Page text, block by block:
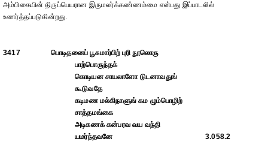
அம்பிகையின் திருப்பெயரான இருமலர்க்கண்ணம்மை என்பது இப்பாடலில்
உணர்த்தப்படுகின்றது.
3417
பொடிதனைப் பூசுமார்பிற் புரி நூலொரு
பாற்பொருந்தக்
கொடியன சாயலாளோ டுடனாவதுங்
கூடுவதே
கடிமண மல்கிநாளுங் கம ழும்பொழிற்
சாத்தமங்கை
அடிகணக் கன்பரவ வய வந்தி
யமர்ந்தவனே
3.058.2